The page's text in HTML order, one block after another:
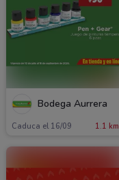
Bodega Aurrera
Caduca el 16/09 1.1 km